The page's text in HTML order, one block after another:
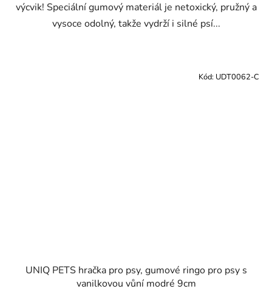
výcvik! Speciální gumový materiál je netoxický, pružný a
vysoce odolný, takže vydrží i silné psí...
UNIQ PETS hračka pro psy, gumové ringo pro psy s
vanilkovou vůní modré 9cm
Kód: UDT0062-C